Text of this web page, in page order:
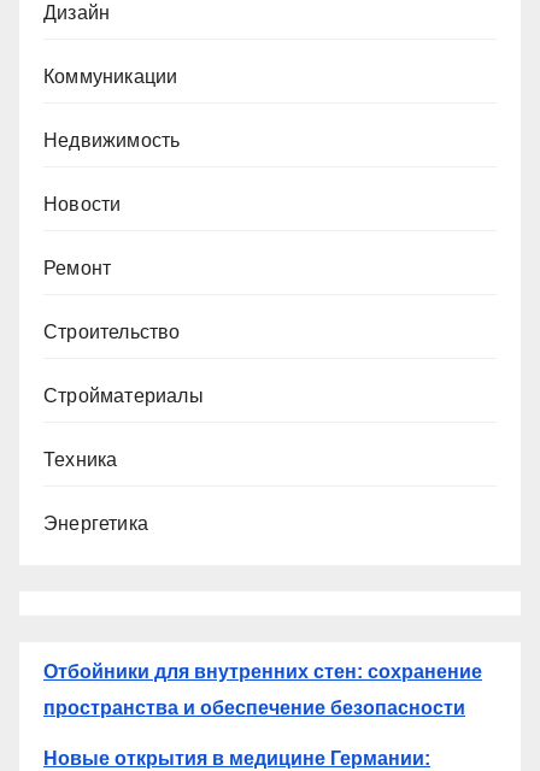
Дизайн
Коммуникации
Недвижимость
Новости
Ремонт
Строительство
Стройматериалы
Техника
Энергетика
Отбойники для внутренних стен: сохранение
пространства и обеспечение безопасности
Новые открытия в медицине Германии: